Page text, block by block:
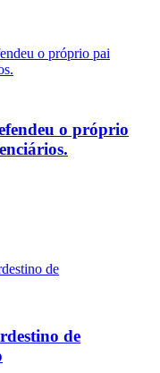
o próprio
de